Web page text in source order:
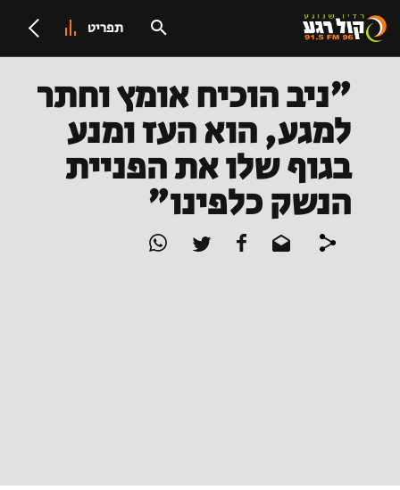
תפריט
"ניב הוכיח אומץ וחתר
למגע, הוא העז ומנע
בגוף שלו את הפניית
הנשק כלפינו"